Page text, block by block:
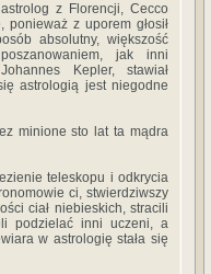
z Florencji, Cecco
z uporem głosił
absolutny, większość
jak inni
Kepler, stawiał
astrologią jest niegodne
minione sto lat ta mądra
teleskopu i odkrycia
ci, stwierdziwszy
ciał niebieskich, stracili
podzielać inni uczeni, a
w astrologię stała się